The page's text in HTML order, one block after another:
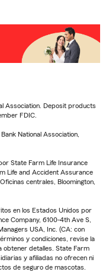
Association. Deposit products
FDIC.
National Association,
State Farm Life Insurance
Life and Accident Assurance
centrales, Bloomington,
en los Estados Unidos por
Company, 6100-4th Ave S,
USA, Inc. (CA: con
y condiciones, revise la
obtener detalles. State Farm
y afiliadas no ofrecen ni
de seguro de mascotas.